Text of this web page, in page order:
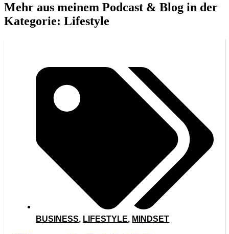
Mehr aus meinem Podcast & Blog in der
Kategorie: Lifestyle
BUSINESS, LIFESTYLE, MINDSET